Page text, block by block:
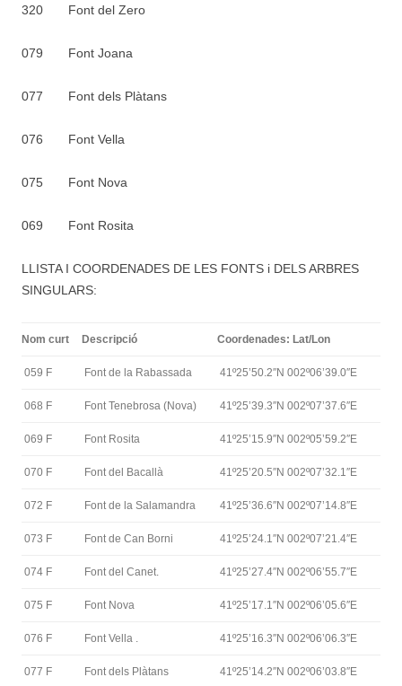
320 Font del Zero
079 Font Joana
077 Font dels Plàtans
076 Font Vella
075 Font Nova
069 Font Rosita
LLISTA I COORDENADES DE LES FONTS i DELS ARBRES
SINGULARS:
Nom curt Descripció Coordenades: Lat/Lon
059 F Font de la Rabassada 41º25’50.2″N 002º06’39.0″E
068 F Font Tenebrosa (Nova) 41º25’39.3″N 002º07’37.6″E
069 F Font Rosita 41º25’15.9″N 002º05’59.2″E
070 F Font del Bacallà 41º25’20.5″N 002º07’32.1″E
072 F Font de la Salamandra 41º25’36.6″N 002º07’14.8″E
073 F Font de Can Borni 41º25’24.1″N 002º07’21.4″E
074 F Font del Canet. 41º25’27.4″N 002º06’55.7″E
075 F Font Nova 41º25’17.1″N 002º06’05.6″E
076 F Font Vella . 41º25’16.3″N 002º06’06.3″E
077 F Font dels Plàtans 41º25’14.2″N 002º06’03.8″E